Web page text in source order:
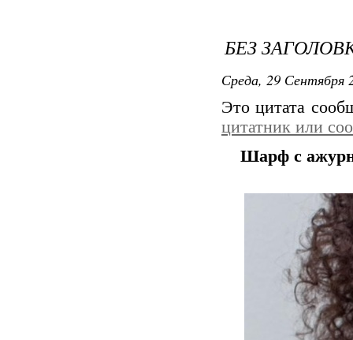
БЕЗ
Среда, 29 Сентября
Это цитата
цитатник или
Шарф с